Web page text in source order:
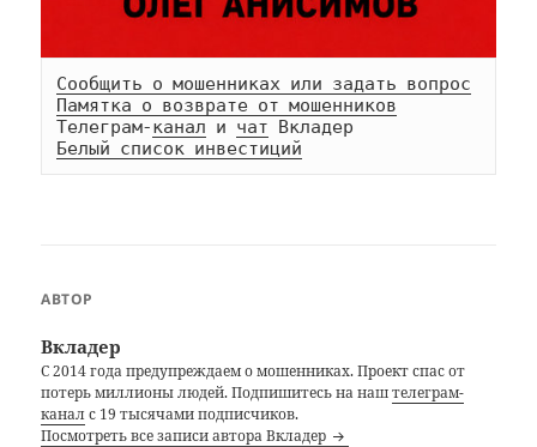
Сообщить о мошенниках или задать вопрос
Памятка о возврате от мошенников
Телеграм-канал и чат
Белый список инвестиций
АВТОР
Вкладер
С 2014 года предупреждаем о мошенниках. Проект спас от
потерь миллионы людей. Подпишитесь на наштелеграм-
каналс 19 тысячами подписчиков.
Посмотреть все записи автора Вкладер